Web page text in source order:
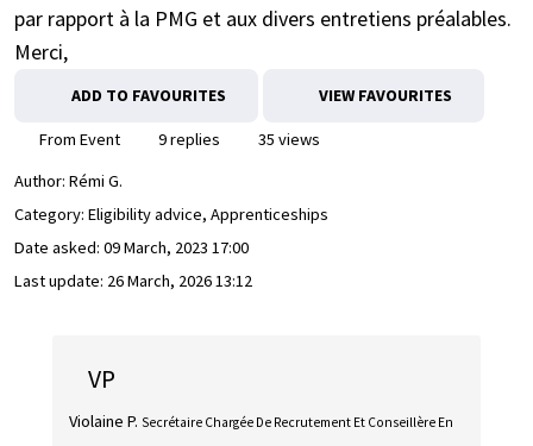
par rapport à la PMG et aux divers entretiens préalables.
Merci,
ADD TO FAVOURITES VIEW FAVOURITES
From Event 9 replies
35 views
Author: Rémi G.
Category: Eligibility advice, Apprenticeships
Date asked: 09 March, 2023 17:00
Last update: 26 March, 2026 13:12
VP
Violaine P. Secrétaire Chargée De Recrutement Et Conseillère En